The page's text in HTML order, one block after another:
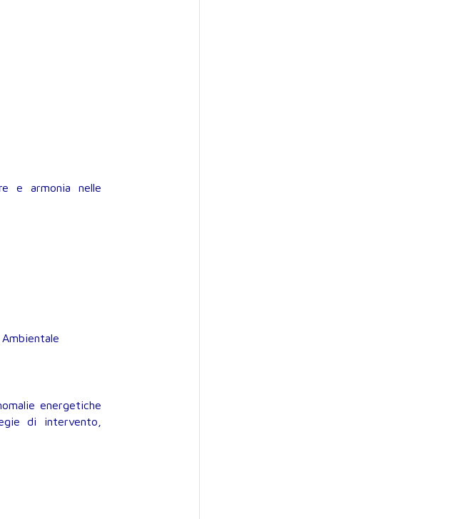
e armonia nelle
energetiche
di intervento,